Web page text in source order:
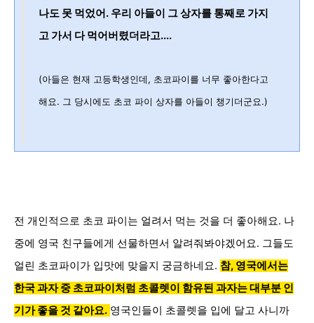
나도 못 먹었어. 우리 아들이 그 상자를 통째로 가지
고 가서 다 먹어버렸더라고....
(아들은 현재 고등학생인데, 초코파이를 너무 좋아한다고
해요. 그 당시에도 초코 파이 상자를 아들이 챙기더군요.)
전 개인적으로 초코 파이는 얼려서 먹는 것을 더 좋아해요. 나
중에 영국 친구들에게 선물하면서 알려줘봐야겠어요. 그들도
얼린 초코파이가 입맛에 맞을지 궁금하네요. 참, 영국에서는
한국 과자 중 초코파이처럼 초콜렛이 함유된 과자는 대부분 인
기가 좋을 것 같아요. 영국인들이 초콜렛을 입에 달고 사니까